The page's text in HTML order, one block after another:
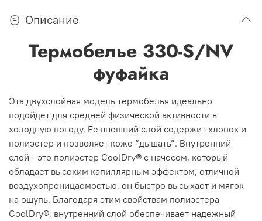
Описание
Термобелье 330-S/NV
фуфайка
Эта двухслойная модель термобелья идеально
подойдет для средней физической активности в
холодную погоду. Ее внешний слой содержит хлопок и
полиэстер и позволяет коже “дышать”. Внутренний
слой - это полиэстер CoolDry® с начесом, который
обладает высоким капиллярным эффектом, отличной
воздухопроницаемостью, он быстро высыхает и мягок
на ощупь. Благодаря этим свойствам полиэстера
CoolDry®, внутренний слой обеспечивает надежный